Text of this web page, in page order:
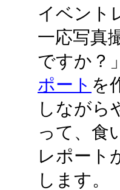
イベント
一応写真
ですか？
ポート を
しながら
って、食
レポート
します。